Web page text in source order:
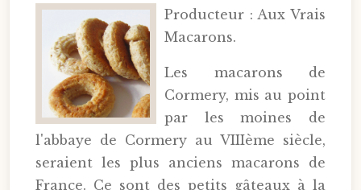
Producteur : Aux Vrais
Macarons.
Les macarons de
Cormery, mis au point
par les moines de
l'abbaye de Cormery au VIIIème siècle,
seraient les plus anciens macarons de
France. Ce sont des petits gâteaux à la